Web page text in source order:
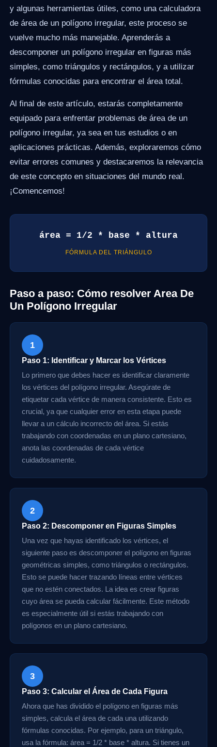
y algunas herramientas útiles, como una calculadora
de área de un polígono irregular, este proceso se
vuelve mucho más manejable. Aprenderás a
descomponer un polígono irregular en figuras más
simples, como triángulos y rectángulos, y a utilizar
fórmulas conocidas para encontrar el área total.
Al final de este artículo, estarás completamente
equipado para enfrentar problemas de área de un
polígono irregular, ya sea en tus estudios o en
aplicaciones prácticas. Además, exploraremos cómo
evitar errores comunes y destacaremos la relevancia
de este concepto en situaciones del mundo real.
¡Comencemos!
área = 1/2 * base * altura
FÓRMULA DEL TRIÁNGULO
Paso a paso: Cómo resolver Area De
Un Polígono Irregular
1
Paso 1: Identificar y Marcar los Vértices
Lo primero que debes hacer es identificar claramente
los vértices del polígono irregular. Asegúrate de
etiquetar cada vértice de manera consistente. Esto es
crucial, ya que cualquier error en esta etapa puede
llevar a un cálculo incorrecto del área. Si estás
trabajando con coordenadas en un plano cartesiano,
anota las coordenadas de cada vértice
cuidadosamente.
2
Paso 2: Descomponer en Figuras Simples
Una vez que hayas identificado los vértices, el
siguiente paso es descomponer el polígono en figuras
geométricas simples, como triángulos o rectángulos.
Esto se puede hacer trazando líneas entre vértices
que no estén conectados. La idea es crear figuras
cuyo área se pueda calcular fácilmente. Este método
es especialmente útil si estás trabajando con
polígonos en un plano cartesiano.
3
Paso 3: Calcular el Área de Cada Figura
Ahora que has dividido el polígono en figuras más
simples, calcula el área de cada una utilizando
fórmulas conocidas. Por ejemplo, para un triángulo,
usa la fórmula: área = 1/2 * base * altura. Si tienes un